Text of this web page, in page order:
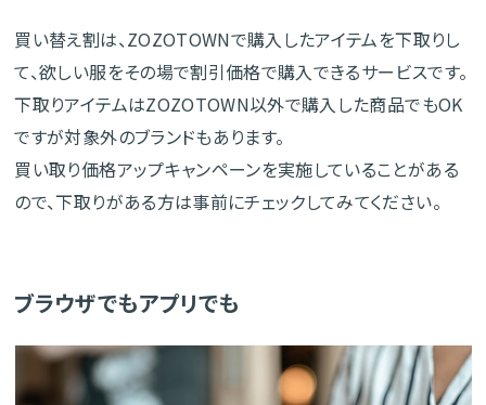
買い替え割は、ZOZOTOWNで購入したアイテムを下取りし
て、欲しい服をその場で割引価格で購入できるサービスです。
下取りアイテムはZOZOTOWN以外で購入した商品でもOK
ですが対象外のブランドもあります。
買い取り価格アップキャンペーンを実施していることがある
ので、下取りがある方は事前にチェックしてみてください。
ブラウザでもアプリでも